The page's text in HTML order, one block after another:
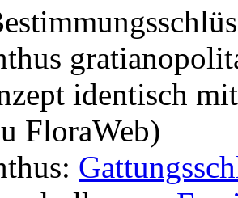
identisch
FloraWeb)